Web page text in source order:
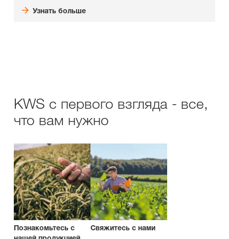
Узнать больше
KWS с первого взгляда - все,
что вам нужно
Познакомьтесь с
Свяжитесь с нами